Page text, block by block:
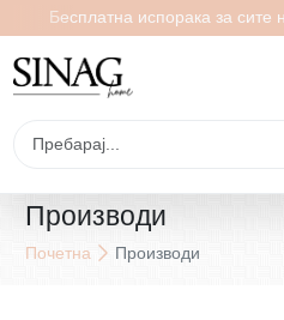
Бесплатна испорака за сите
Производи
Почетна Производи